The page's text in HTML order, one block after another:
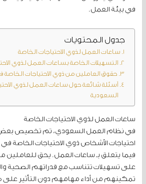
في بيئة العمل.
جدول المحتويات
ساعات العمل لذوي الاحتياجات الخاصة
التسهيلات الخاصة بساعات العمل لذوي
حقوق العاملين من ذوي الاحتياجات
أسئلة شائعة حول ساعات العمل لذوي
السعودية
ساعات العمل لذوي الاحتياجات الخاصة
في نظام العمل السعودي، تم تخصيص بعض
احتياجات الأشخاص ذوي الاحتياجات الخاصة
فيما يتعلق بـ ساعات العمل. يحق للعاملين
على تسهيلات تتناسب مع قدراتهم الصحية
تمكينهم من أداء مهامهم دون التأثير